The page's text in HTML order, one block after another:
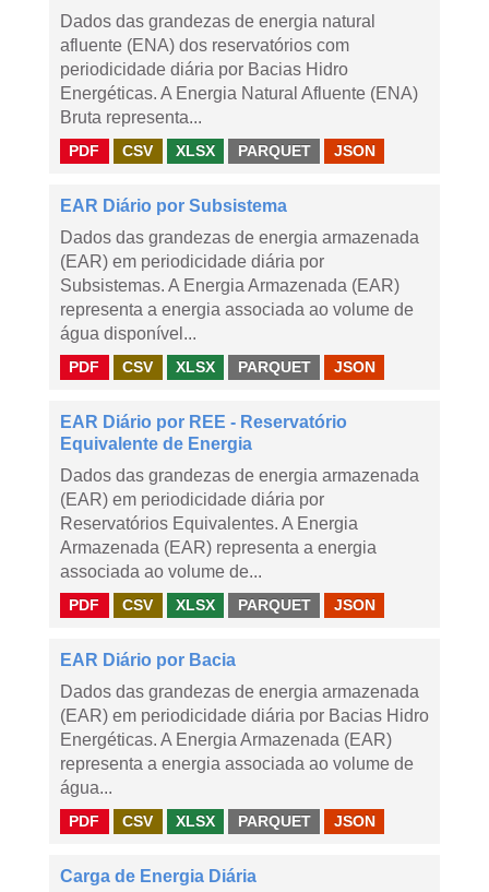
Dados das grandezas de energia natural
afluente (ENA) dos reservatórios com
periodicidade diária por Bacias Hidro
Energéticas. A Energia Natural Afluente (ENA)
Bruta representa...
PDF CSV XLSX PARQUET JSON
EAR Diário por Subsistema
Dados das grandezas de energia armazenada
(EAR) em periodicidade diária por
Subsistemas. A Energia Armazenada (EAR)
representa a energia associada ao volume de
água disponível...
PDF CSV XLSX PARQUET JSON
EAR Diário por REE - Reservatório
Equivalente de Energia
Dados das grandezas de energia armazenada
(EAR) em periodicidade diária por
Reservatórios Equivalentes. A Energia
Armazenada (EAR) representa a energia
associada ao volume de...
PDF CSV XLSX PARQUET JSON
EAR Diário por Bacia
Dados das grandezas de energia armazenada
(EAR) em periodicidade diária por Bacias Hidro
Energéticas. A Energia Armazenada (EAR)
representa a energia associada ao volume de
água...
PDF CSV XLSX PARQUET JSON
Carga de Energia Diária